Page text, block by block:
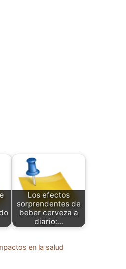
Los efectos
sorprendentes de
beber cerveza a
diario:…
en la salud